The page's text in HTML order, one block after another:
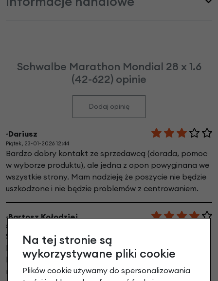
Schwalbe Marathon Mondial 28 x 1.6
(42-622) opinie
Dodaj opinię
~Dariusz
Piątek, 23-01-2026 12:44
Bardzo dobry kontakt ze sprzedawcą (dorada, pomoc
w wyborze produktu), ale jedna z opon powyginana we
wszystkie strony. Mam nadzieję że poszycie nie będzie
uszkodzone i nie będzie problemów z centrowaniem.
~Bartosz Kołodziej
Czwartek, 26-04-2018 10:56
Spory + za to że mają w ofercie model i rozmiar który
był praktycznie niedostępny na rynku. Plus za dobry
kontakt.
minus za to że realizacja zamówienia trwała długo i nie
Na tej stronie są
wykorzystywane pliki cookie
Plików cookie używamy do spersonalizowania